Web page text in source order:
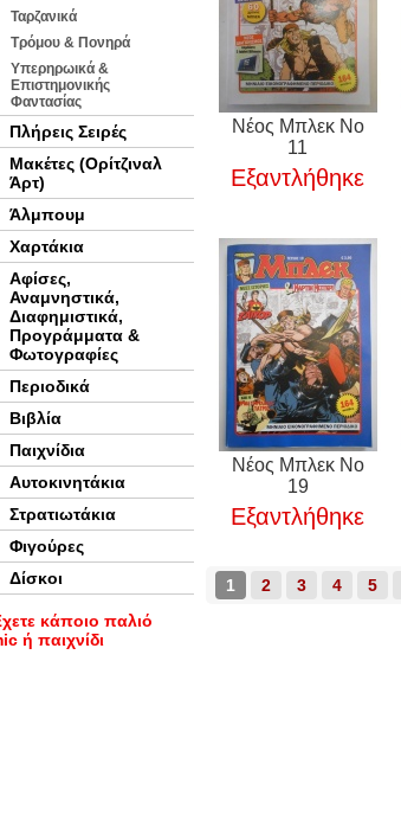
Νέος Μπλεκ Νο
11
Εξαντλήθηκε
Νέος Μπλεκ Νο
19
Εξαντλήθηκε
1 2 3 4 5
Ταρζανικά
Τρόμου & Πονηρά
Υπερηρωικά &
Επιστημονικής
Φαντασίας
Πλήρεις Σειρές
Μακέτες (Ορίτζιναλ
Άρτ)
Άλμπουμ
Χαρτάκια
Αφίσες,
Αναμνηστικά,
Διαφημιστικά,
Προγράμματα &
Φωτογραφίες
Περιοδικά
Βιβλία
Παιχνίδια
Αυτοκινητάκια
Στρατιωτάκια
Φιγούρες
Δίσκοι